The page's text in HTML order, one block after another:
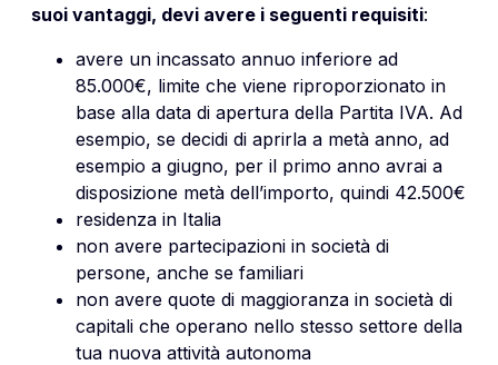
suoi vantaggi, devi avere i seguenti requisiti:
avere un incassato annuo inferiore ad
85.000€, limite che viene riproporzionato in
base alla data di apertura della Partita IVA. Ad
esempio, se decidi di aprirla a metà anno, ad
esempio a giugno, per il primo anno avrai a
disposizione metà dell’importo, quindi 42.500€
residenza in Italia
non avere partecipazioni in società di
persone, anche se familiari
non avere quote di maggioranza in società di
capitali che operano nello stesso settore della
tua nuova attività autonoma